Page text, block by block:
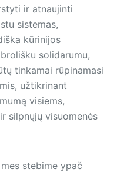
ir atnaujinti
sistemas,
kūrinijos
solidarumu,
tinkamai rūpinamasi
užtikrinant
visiems,
silpnųjų visuomenės
stebime ypač